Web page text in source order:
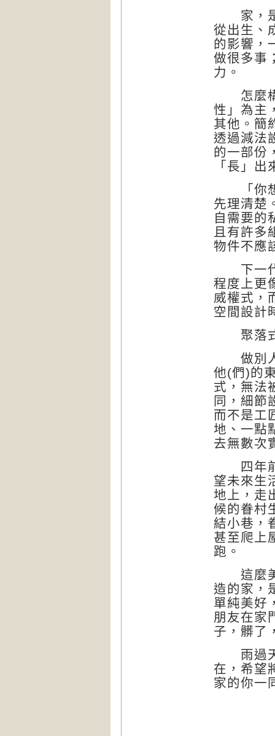
家，是
從出生、
的影響，
做很多事
力。
怎麼構
性」為主
其他。簡
透過減法
的一部份
「長」
「你想
先理清楚
自需要的
且有許多
物件不應
下一代
程度上更
威權式，
空間設計
聚落式
做別人
他(們)的
式，無法
同，細節
而不是工
地、一點
去無數次
四年前
望未來生
地上，走
候的眷村
結小巷，
甚至爬上
跑。
這麼美
造的家，
單純美好
朋友在家
子，髒了
雨過天
在，希望
家的你一